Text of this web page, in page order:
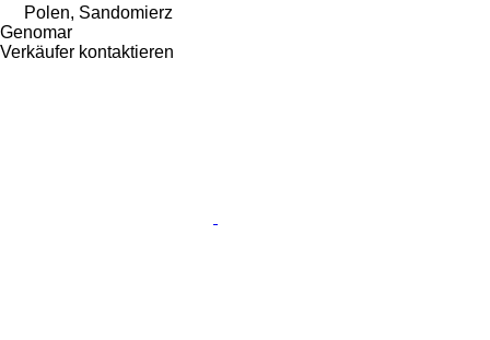
Polen, Sandomierz
Genomar
Verkäufer kontaktieren